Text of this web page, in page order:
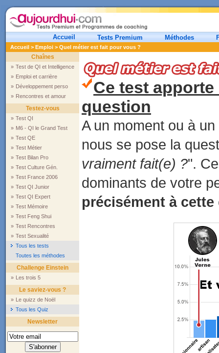
Accueil Tests Premium Méthodes
Accueil > Emploi > Quel métier est fait pour vous ?
Chaînes
» Test de QI et Intelligence
» Emploi et carrière
» Développement perso
» Rencontres et amour
Testez-vous
» Test QI
» M6 - QI le Grand Test
» Test QE
» Test Métier
» Test Bilan Pro
» Test Culture Gén.
» Test France 2006
» Test QI Junior
» Test QI Expert
» Test Mémoire
» Test Feng Shui
» Test Rencontres
» Test Sexualité
Tous les tests
Toutes les méthodes
Challenge Einstein
» Les trois 5
Le saviez-vous ?
» Le quizz de Noël
Tous les Quiz
Newsletter
Ce test
question
A un moment ou à
nous se pose la
vraiment fait(e) ?".
dominants de votre
précisément à